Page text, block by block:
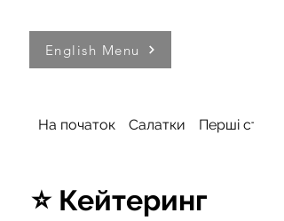
English Menu
На початок Салатки Перші страви
⭐ Кейтеринг